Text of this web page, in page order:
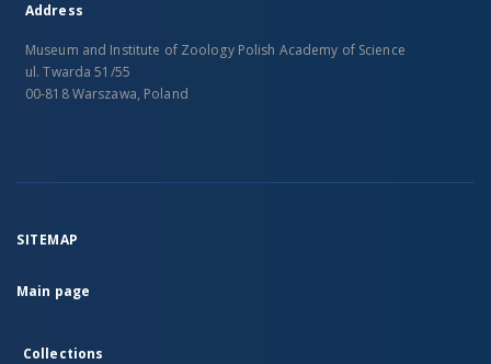
Address
Museum and Institute of Zoology Polish Academy of Science
ul. Twarda 51/55
00-818 Warszawa, Poland
SITEMAP
Main page
Collections